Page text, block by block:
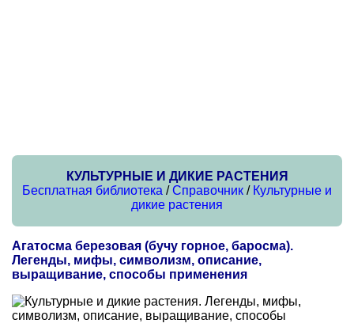
КУЛЬТУРНЫЕ И ДИКИЕ РАСТЕНИЯ
Бесплатная библиотека /Справочник / Культурные и
дикие растения
Агатосма березовая (бучу горное, баросма).
Легенды, мифы, символизм, описание,
выращивание, способы применения